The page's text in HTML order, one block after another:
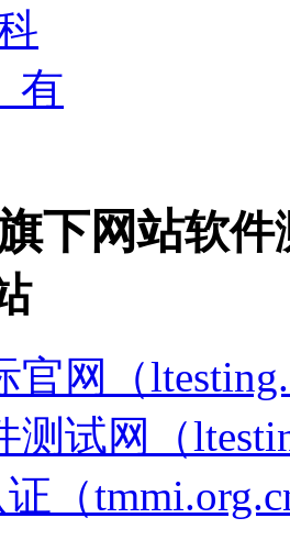
下网站软件
官网（
测试网（
（